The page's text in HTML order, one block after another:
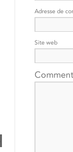
Adresse de
Site web